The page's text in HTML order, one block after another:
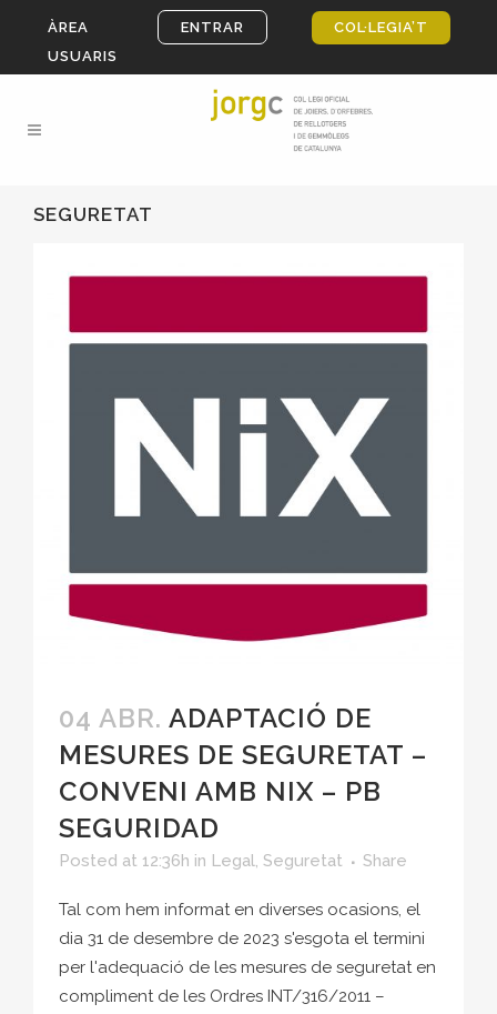
ÀREA
USUARIS
ENTRAR COL·LEGIA’T
SEGURETAT
04 ABR. ADAPTACIÓ DE
MESURES DE SEGURETAT –
CONVENI AMB NIX – PB
SEGURIDAD
Posted at 12:36h in Legal, Seguretat Share
Tal com hem informat en diverses ocasions, el
dia 31 de desembre de 2023 s'esgota el termini
per l'adequació de les mesures de seguretat en
compliment de les Ordres INT/316/2011 –